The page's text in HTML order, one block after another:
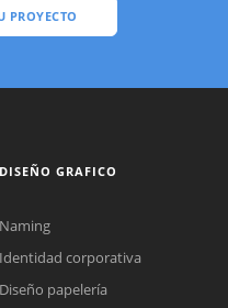
PROYECTO
DISEÑO GRAFICO
Naming
Identidad corporativa
Diseño papelería